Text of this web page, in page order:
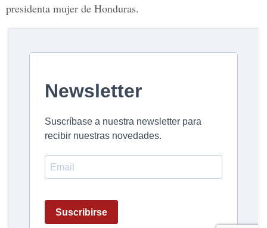
presidenta mujer de Honduras.